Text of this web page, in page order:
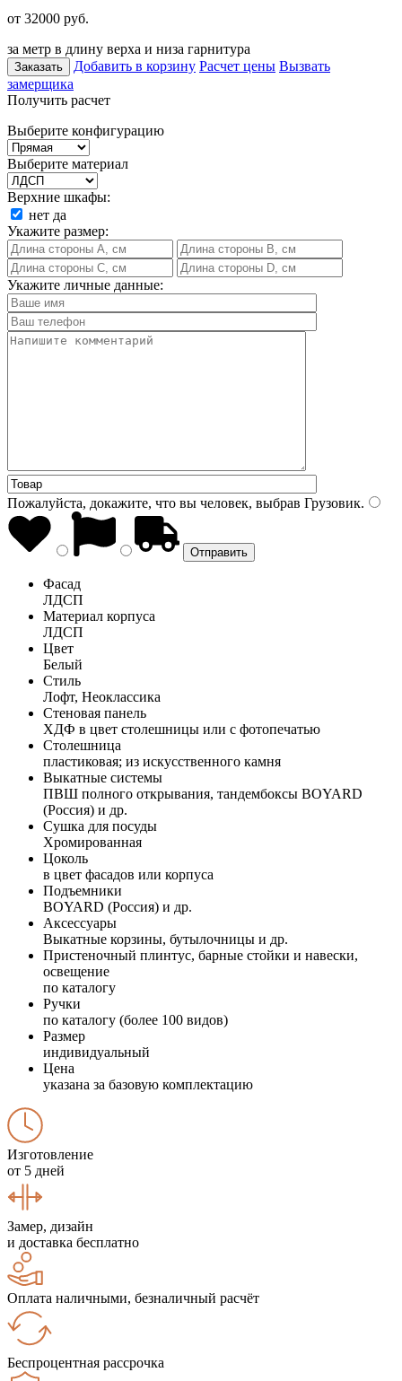
от 32000 руб.
за метр в длину верха и низа гарнитура
Заказать Добавить в корзину Расчет цены Вызвать
замерщика
Получить расчет
Выберите конфигурацию
Выберите материал
Верхние шкафы:
нет да
Укажите размер:
Укажите личные данные:
Пожалуйста, докажите, что вы человек, выбрав Грузовик.
Фасад
ЛДСП
Материал корпуса
ЛДСП
Цвет
Белый
Стиль
Лофт, Неоклассика
Стеновая панель
ХДФ в цвет столешницы или с фотопечатью
Столешница
пластиковая; из искусственного камня
Выкатные системы
ПВШ полного открывания, тандембоксы BOYARD
(Россия) и др.
Сушка для посуды
Хромированная
Цоколь
в цвет фасадов или корпуса
Подъемники
BOYARD (Россия) и др.
Аксессуары
Выкатные корзины, бутылочницы и др.
Пристеночный плинтус, барные стойки и навески,
освещение
по каталогу
Ручки
по каталогу (более 100 видов)
Размер
индивидуальный
Цена
указана за базовую комплектацию
Изготовление
от 5 дней
Замер, дизайн
и доставка бесплатно
Оплата наличными, безналичный расчёт
Беспроцентная рассрочка